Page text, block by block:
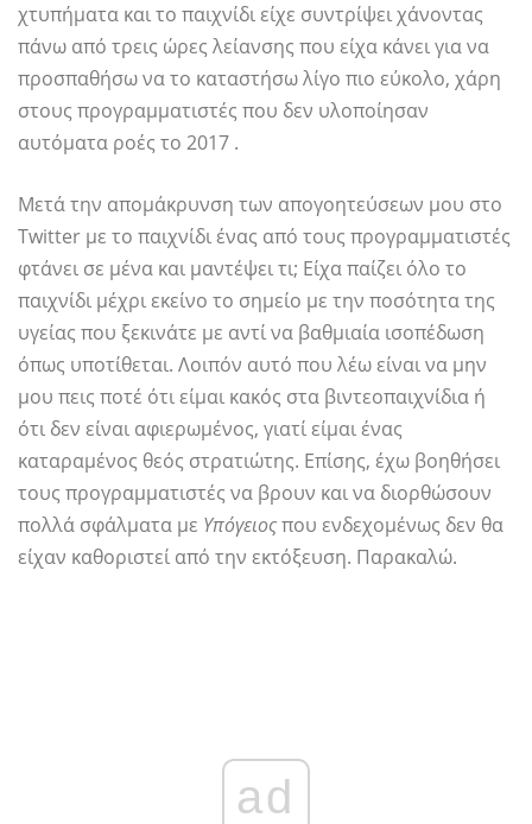
χτυπήματα και το παιχνίδι είχε συντρίψει χάνοντας
πάνω από τρεις ώρες λείανσης που είχα κάνει για να
προσπαθήσω να το καταστήσω λίγο πιο εύκολο, χάρη
στους προγραμματιστές που δεν υλοποίησαν
αυτόματα ροές το 2017 .
Μετά την απομάκρυνση των απογοητεύσεων μου στο
Twitter με το παιχνίδι ένας από τους προγραμματιστές
φτάνει σε μένα και μαντέψει τι; Είχα παίζει όλο το
παιχνίδι μέχρι εκείνο το σημείο με την ποσότητα της
υγείας που ξεκινάτε με αντί να βαθμιαία ισοπέδωση
όπως υποτίθεται. Λοιπόν αυτό που λέω είναι να μην
μου πεις ποτέ ότι είμαι κακός στα βιντεοπαιχνίδια ή
ότι δεν είναι αφιερωμένος, γιατί είμαι ένας
καταραμένος θεός στρατιώτης. Επίσης, έχω βοηθήσει
τους προγραμματιστές να βρουν και να διορθώσουν
πολλά σφάλματα με Υπόγειοςπου ενδεχομένως δεν θα
είχαν καθοριστεί από την εκτόξευση. Παρακαλώ.
ad